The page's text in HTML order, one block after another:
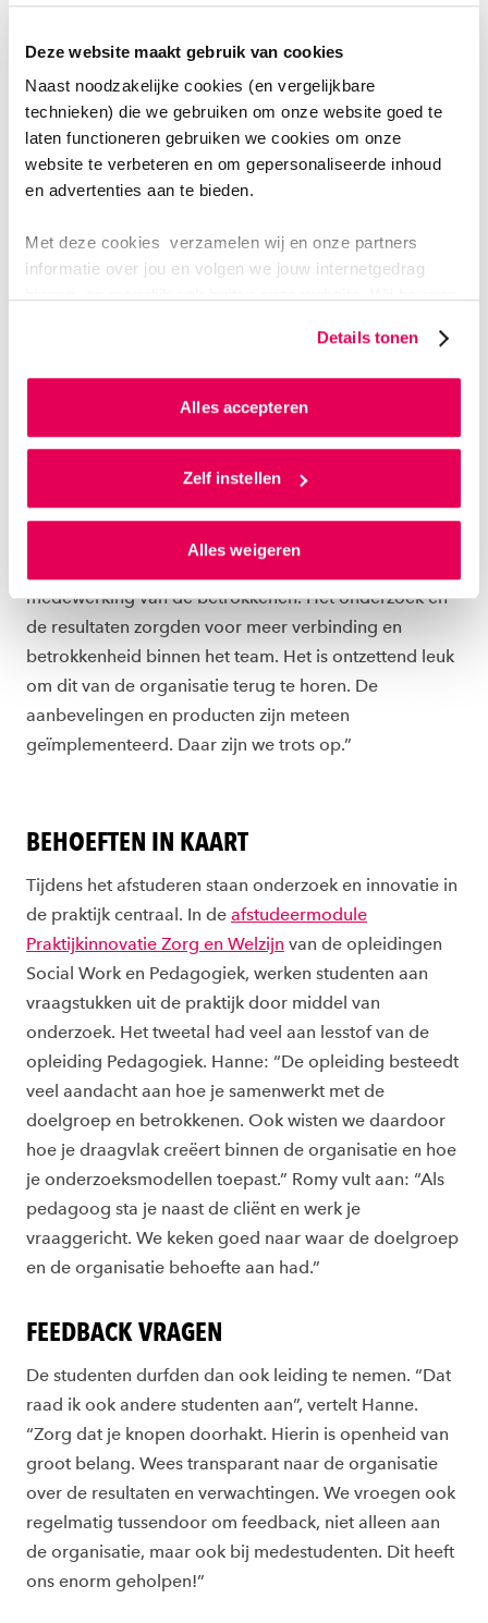
Deze website maakt gebruik van cookies
Naast noodzakelijke cookies (en vergelijkbare
technieken) die we gebruiken om onze website goed te
laten functioneren gebruiken we cookies om onze
website te verbeteren en om gepersonaliseerde inhoud
en advertenties aan te bieden.
Met deze cookies verzamelen wij en onze partners
informatie over jou en volgen we jouw internetgedrag
website en communicatie aan op jouw voorkeuren. Ook
van jouw internetgedrag.
Als je op ‘Alles accepteren’ klikt dan geef je ons
toestemming om cookies voor social media en
gepersonaliseerde advertenties te plaatsen. Lees
cookiestatement. Via ‘Zelf instellen’ kun je ook zelf
instellen welke cookies we plaatsen. Je kunt je
toestemming altijd wijzigen of intrekken via
onscookiestatement.
Details tonen
Alles accepteren
Zelf instellen
Alles weigeren
DRAAGVLAK BELANGRIJK
De producten maakten ze in samenwerking met de
betrokkenen. "Hierdoor was er draagvlak. Anders
waren we misschien niet tot zulke mooie resultaten en
een succesvolle implementatie gekomen", meent
Romy. De samenwerking met de school verliep dan
medewerking van de betrokkenen. Het onderzoek en
de resultaten zorgden voor meer verbinding en
betrokkenheid binnen het team. Het is ontzettend leuk
om dit van de organisatie terug te horen. De
aanbevelingen en producten zijn meteen
geïmplementeerd. Daar zijn we trots op.”
BEHOEFTEN IN KAART
Tijdens het afstuderen staan onderzoek en innovatie in
de praktijk centraal. In de afstudeermodule
Praktijkinnovatie Zorg en Welzijn van de opleidingen
Social Work en Pedagogiek, werken studenten aan
vraagstukken uit de praktijk door middel van
onderzoek. Het tweetal had veel aan lesstof van de
opleiding Pedagogiek. Hanne: “De opleiding besteedt
veel aandacht aan hoe je samenwerkt met de
doelgroep en betrokkenen. Ook wisten we daardoor
hoe je draagvlak creëert binnen de organisatie en hoe
je onderzoeksmodellen toepast.” Romy vult aan: “Als
pedagoog sta je naast de cliënt en werk je
vraaggericht. We keken goed naar waar de doelgroep
en de organisatie behoefte aan had.”
FEEDBACK VRAGEN
De studenten durfden dan ook leiding te nemen. “Dat
raad ik ook andere studenten aan”, vertelt Hanne.
“Zorg dat je knopen doorhakt. Hierin is openheid van
groot belang. Wees transparant naar de organisatie
over de resultaten en verwachtingen. We vroegen ook
regelmatig tussendoor om feedback, niet alleen aan
de organisatie, maar ook bij medestudenten. Dit heeft
ons enorm geholpen!”